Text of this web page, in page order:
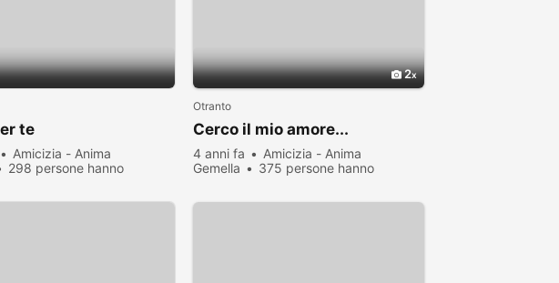
te
Amicizia - Anima
298 persone hanno
2
Otranto
Cerco il mio amore...
4 anni fa
Amicizia - Anima
Gemella
375 persone hanno